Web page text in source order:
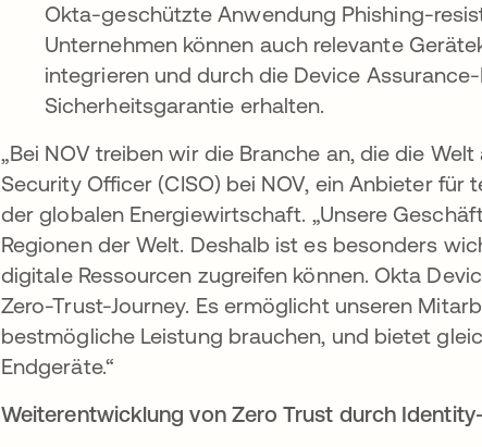
Okta-geschützte Anwendung Phishing-
Unternehmen können auch relevante
integrieren und durch die Device
Sicherheitsgarantie erhalten.
„Bei NOV treiben wir die Branche an, die die
Security Officer (CISO) bei NOV, ein Anbieter
der globalen Energiewirtschaft. „Unsere
Regionen der Welt. Deshalb ist es besonders
digitale Ressourcen zugreifen können. Okta
Zero-Trust-Journey. Es ermöglicht unseren
bestmögliche Leistung brauchen, und bietet
Endgeräte.“
Weiterentwicklung von Zero Trust durch